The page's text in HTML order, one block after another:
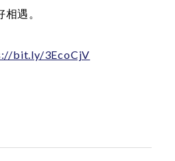
遇。
bit.ly/3EcoCjV